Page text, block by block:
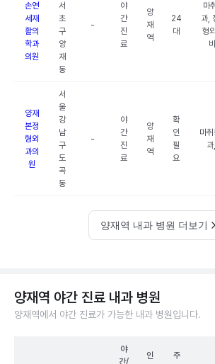
손연
세재
활의
학과
의원
서
초
구
양
재
동
-
야
간
진
료
양
재
역
24
대
마
과,
형
양재
본정
형외
과의
원
서
울
강
남
구
도
곡
동
-
야
간
진
료
양
재
역
확
인
필
요
마
양재역 내과 병원 더보기
양재역 야간 진료 내과 병원
양재역에서 야간 진료가 가능한 내과 병원입니다.
야
간/
인
주